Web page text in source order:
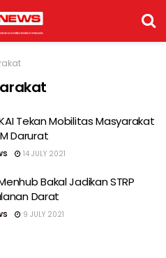
Tekan Mobilitas Masyarakat
Darurat
14 JULY 2021
Bakal Jadikan STRP
Darat
9 JULY 2021